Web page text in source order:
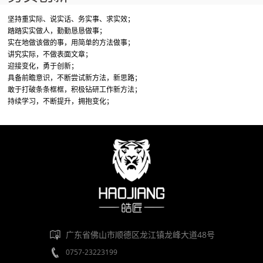
坚持重实际、说实话、务实事、求实效；
踏踏实实做人，勤勤恳恳做事；
实在地做该做的事，用简单的方法做事；
讲究实际，不做表面文章；
迎接变化，勇于创新；
具备前瞻意识，不断尝试新方法，新思路；
敢于打破条条框框，积极钻研工作新方法；
持续学习，不断提升，拥抱变化；
广东省佛山市顺德区龙江镇龙峰大道48号
0757-23223199